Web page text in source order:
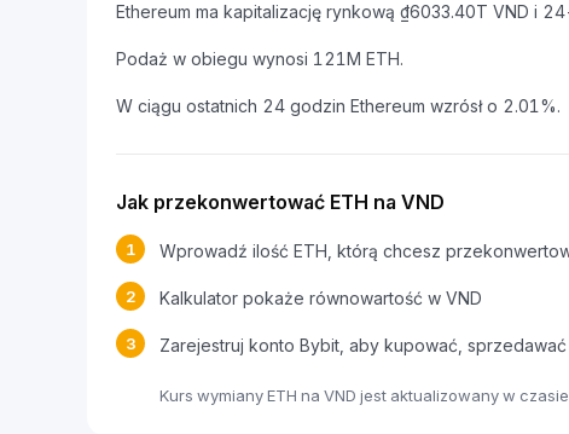
Ethereum ma kapitalizację rynkową ₫6033.40T VND i
Podaż w obiegu wynosi 121M ETH.
W ciągu ostatnich 24 godzin Ethereum wzrósł o 2.01%.
Jak przekonwertować ETH na VND
1 Wprowadź ilość ETH, którą chcesz
2 Kalkulator pokaże równowartość w VND
3 Zarejestruj konto Bybit, aby kupować,
Kurs wymiany ETH na VND jest aktualizowany w